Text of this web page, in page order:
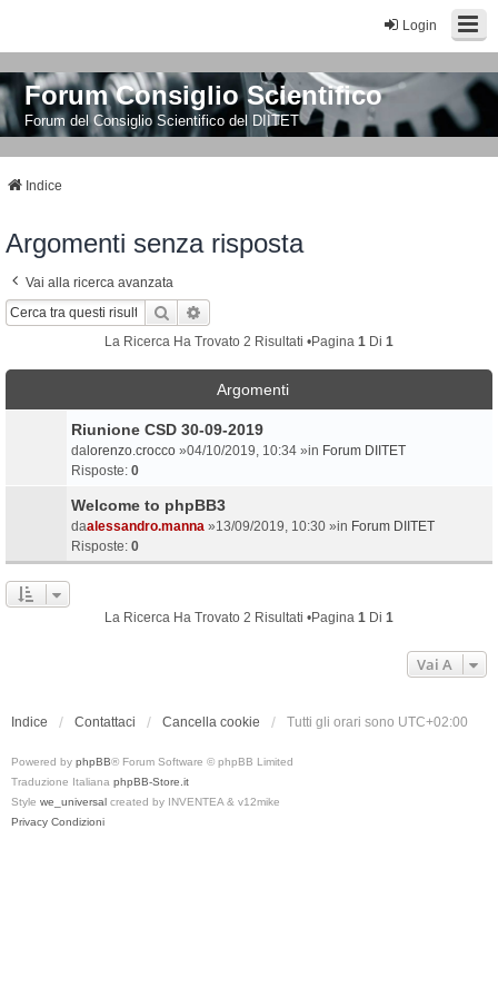
Login
Forum Consiglio Scientifico
Forum del Consiglio Scientifico del DIITET
Indice
Argomenti senza risposta
Vai alla ricerca avanzata
Cerca
La Ricerca Ha Trovato 2 Risultati •Pagina 1 Di 1
Argomenti
Riunione CSD 30-09-2019
da lorenzo.crocco »04/10/2019, 10:34 »in Forum DIITET
Risposte: 0
Welcome to phpBB3
daalessandro.manna »13/09/2019, 10:30 »in Forum DIITET
Risposte: 0
La Ricerca Ha Trovato 2 Risultati •Pagina 1 Di 1
Vai A
Indice Contattaci Cancella cookie Tutti gli orari sono UTC+02:00
Powered by phpBB® Forum Software © phpBB Limited
Traduzione Italiana phpBB-Store.it
Style we_universal created by INVENTEA & v12mike
Privacy Condizioni